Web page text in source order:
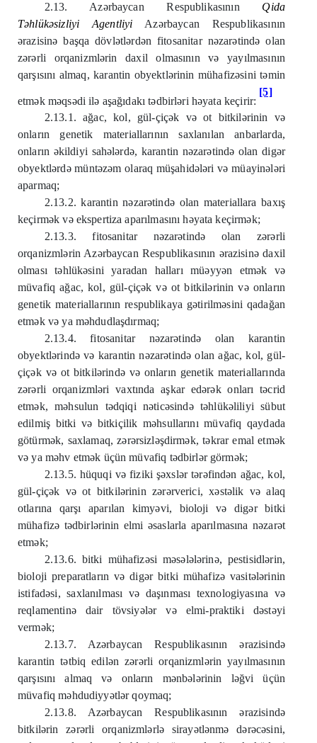
2.13. Azərbaycan Respublikasının Qida
Təhlükəsizliyi Agentliyi Azərbaycan Respublikasının
ərazisinə başqa dövlətlərdən fitosanitar nəzarətində olan
zərərli orqanizmlərin daxil olmasının və yayılmasının
qarşısını almaq, karantin obyektlərinin mühafizəsini təmin
etmək məqsədi ilə aşağıdakı tədbirləri həyata keçirir:
[5]
2.13.1. ağac, kol, gül-çiçək və ot bitkilərinin və
onların genetik materiallarının saxlanılan anbarlarda,
onların əkildiyi sahələrdə, karantin nəzarətində olan digər
obyektlərdə müntəzəm olaraq müşahidələri və müayinələri
aparmaq;
2.13.2. karantin nəzarətində olan materiallara baxış
keçirmək və ekspertiza aparılmasını həyata keçirmək;
2.13.3. fitosanitar nəzarətində olan zərərli
orqanizmlərin Azərbaycan Respublikasının ərazisinə daxil
olması təhlükəsini yaradan halları müəyyən etmək və
müvafiq ağac, kol, gül-çiçək və ot bitkilərinin və onların
genetik materiallarının respublikaya gətirilməsini qadağan
etmək və ya məhdudlaşdırmaq;
2.13.4. fitosanitar nəzarətində olan karantin
obyektlərində və karantin nəzarətində olan ağac, kol, gül-
çiçək və ot bitkilərində və onların genetik materiallarında
zərərli orqanizmləri vaxtında aşkar edərək onları təcrid
etmək, məhsulun tədqiqi nəticəsində təhlükəliliyi sübut
edilmiş bitki və bitkiçilik məhsullarını müvafiq qaydada
götürmək, saxlamaq, zərərsizləşdirmək, təkrar emal etmək
və ya məhv etmək üçün müvafiq tədbirlər görmək;
2.13.5. hüquqi və fiziki şəxslər tərəfindən ağac, kol,
gül-çiçək və ot bitkilərinin zərərverici, xəstəlik və alaq
otlarına qarşı aparılan kimyəvi, bioloji və digər bitki
mühafizə tədbirlərinin elmi əsaslarla aparılmasına nəzarət
etmək;
2.13.6. bitki mühafizəsi məsələlərinə, pestisidlərin,
bioloji preparatların və digər bitki mühafizə vasitələrinin
istifadəsi, saxlanılması və daşınması texnologiyasına və
reqlamentinə dair tövsiyələr və elmi-praktiki dəstəyi
vermək;
2.13.7. Azərbaycan Respublikasının ərazisində
karantin tətbiq edilən zərərli orqanizmlərin yayılmasının
qarşısını almaq və onların mənbələrinin ləğvi üçün
müvafiq məhdudiyyətlər qoymaq;
2.13.8. Azərbaycan Respublikasının ərazisində
bitkilərin zərərli orqanizmlərlə sirayətlənmə dərəcəsini,